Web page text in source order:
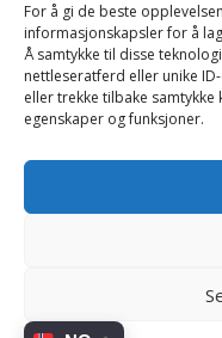
For å gi de beste
informasjonskapsler for å
Å samtykke til disse
nettleseratferd eller unike
eller trekke tilbake samtykke
egenskaper og funksjoner.
du en
Kontakt meg